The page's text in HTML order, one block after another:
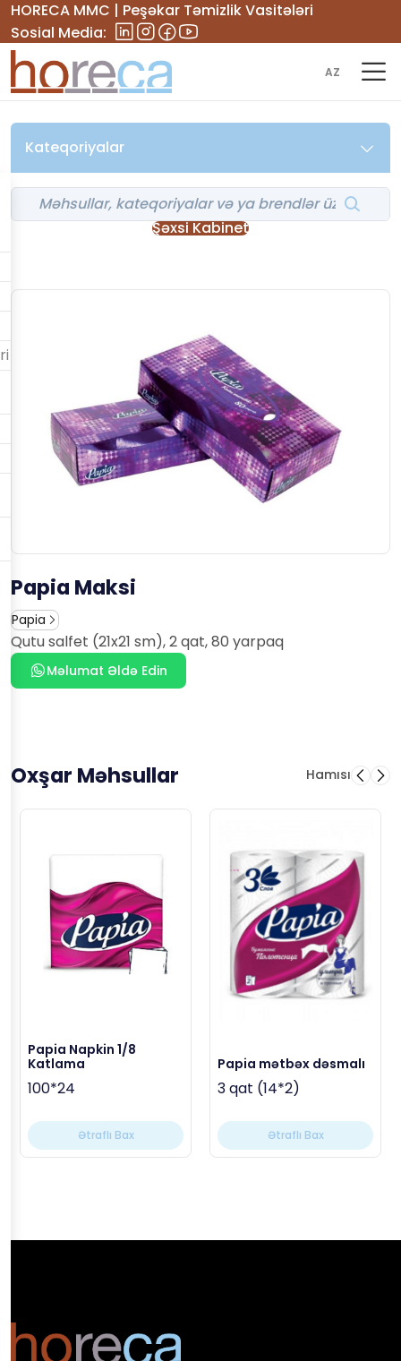
HORECA MMC | Peşəkar Təmizlik Vasitələri
Sosial Media:
AZ
Kateqoriyalar
Şəxsi Kabinet
Papia Maksi
Papia
Qutu salfet (21x21 sm), 2 qat, 80 yarpaq
Məlumat Əldə Edin
Oxşar Məhsullar Hamısı
Papia Napkin 1/8
Katlama
100*24
Ətraflı Bax
Papia mətbəx dəsmalı
3 qat (14*2)
Ətraflı Bax